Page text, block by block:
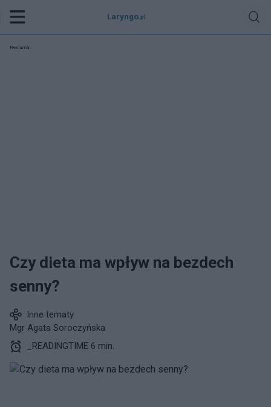
Laryngo .pl
Reklama:
Czy dieta ma wpływ na bezdech
senny?
Inne tematy
Mgr Agata Soroczyńska
_READINGTIME 6 min.